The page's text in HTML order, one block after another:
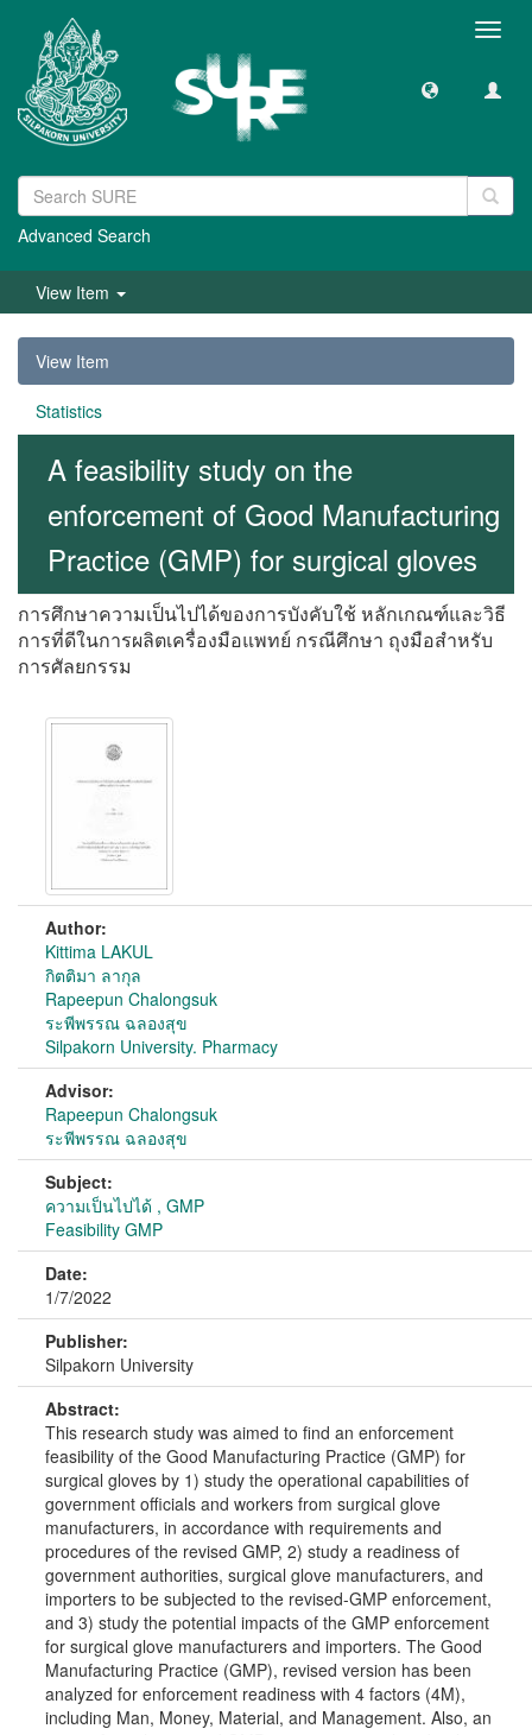
Advanced Search
View Item
View Item
Statistics
A feasibility study on the
enforcement of Good Manufacturing
Practice (GMP) for surgical gloves
การศึกษาความเป็นไปได้ของการบังคับใช้ หลักเกณฑ์และวิธี
การที่ดีในการผลิตเครื่องมือแพทย์ กรณีศึกษา ถุงมือสำหรับ
การศัลยกรรม
Author:
Kittima LAKUL
กิตติมา ลากุล
Rapeepun Chalongsuk
ระพีพรรณ ฉลองสุข
Silpakorn University. Pharmacy
Advisor:
Rapeepun Chalongsuk
ระพีพรรณ ฉลองสุข
Subject:
ความเป็นไปได้ , GMP
Feasibility GMP
Date:
1/7/2022
Publisher:
Silpakorn University
Abstract:
This research study was aimed to find an enforcement
feasibility of the Good Manufacturing Practice (GMP) for
surgical gloves by 1) study the operational capabilities of
government officials and workers from surgical glove
manufacturers, in accordance with requirements and
procedures of the revised GMP, 2) study a readiness of
government authorities, surgical glove manufacturers, and
importers to be subjected to the revised-GMP enforcement,
and 3) study the potential impacts of the GMP enforcement
for surgical glove manufacturers and importers. The Good
Manufacturing Practice (GMP), revised version has been
analyzed for enforcement readiness with 4 factors (4M),
including Man, Money, Material, and Management. Also, an